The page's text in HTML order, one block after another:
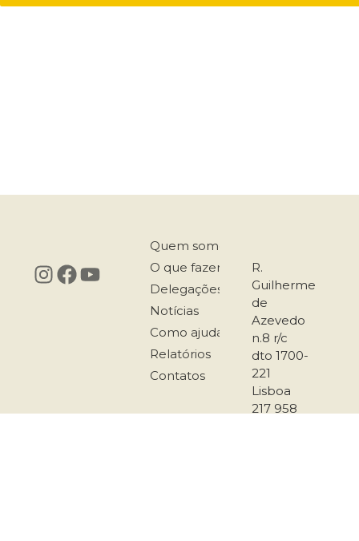
Quem somos
O que fazemos
Delegações
Notícias
Como ajudar
Relatórios
Contatos
R.
Guilherme
de
Azevedo
n.8 r/c
dto 1700-
221
Lisboa
217 958